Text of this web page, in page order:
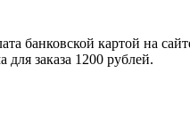
банковской картой на
заказа 1200 рублей.